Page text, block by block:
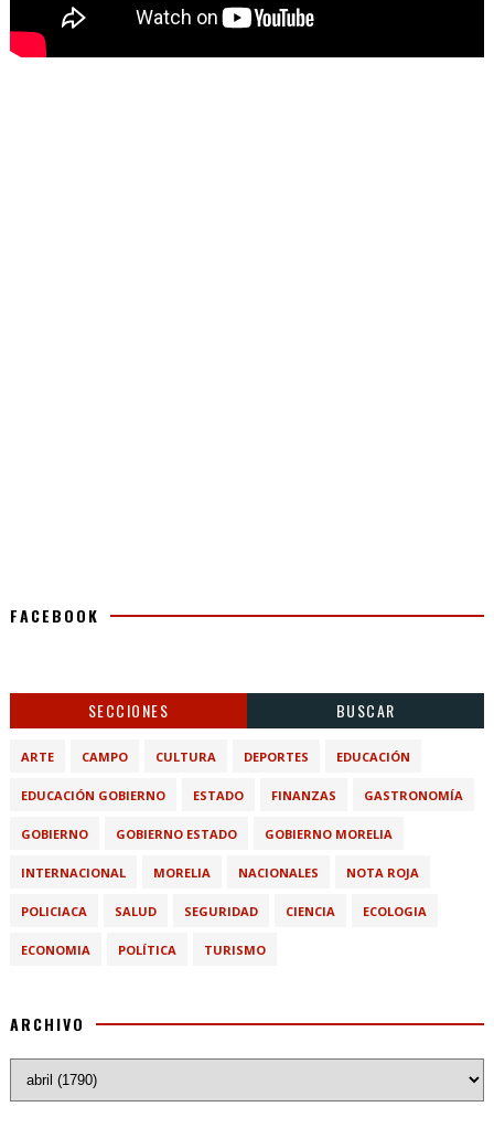
FACEBOOK
SECCIONES BUSCAR
ARTE CAMPO CULTURA DEPORTES EDUCACIÓN
EDUCACIÓN GOBIERNO ESTADO FINANZAS GASTRONOMÍA
GOBIERNO GOBIERNO ESTADO GOBIERNO MORELIA
INTERNACIONAL MORELIA NACIONALES NOTA ROJA
POLICIACA SALUD SEGURIDAD CIENCIA ECOLOGIA
ECONOMIA POLÍTICA TURISMO
ARCHIVO